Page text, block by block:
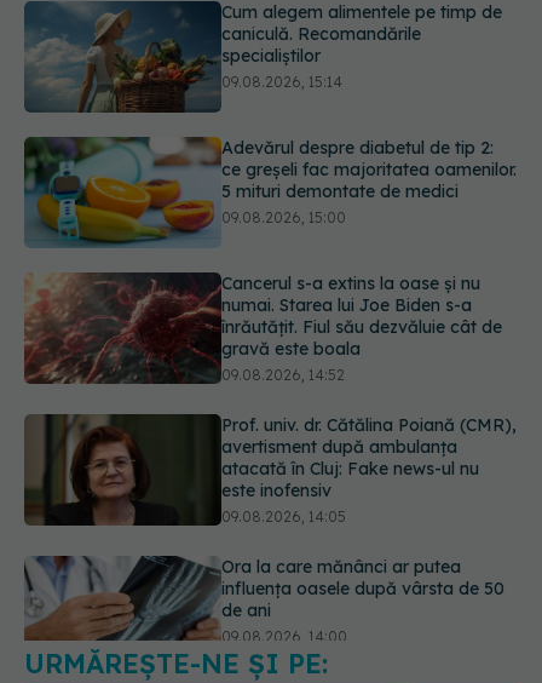
Adevărul despre diabetul de tip 2:
ce greșeli fac majoritatea oamenilor.
5 mituri demontate de medici
09.08.2026, 15:00
Cancerul s-a extins la oase și nu
numai. Starea lui Joe Biden s-a
înrăutățit. Fiul său dezvăluie cât de
gravă este boala
Prof. univ. dr. Cătălina Poiană (CMR),
avertisment după ambulanța
atacată în Cluj: Fake news-ul nu
este inofensiv
09.08.2026, 14:05
Ora la care mănânci ar putea
influența oasele după vârsta de 50
de ani
09.08.2026, 14:00
Cum alegem alimentele pe timp de
caniculă. Recomandările
specialiștilor
09.08.2026, 15:14
URMĂREȘTE-NE ȘI PE: